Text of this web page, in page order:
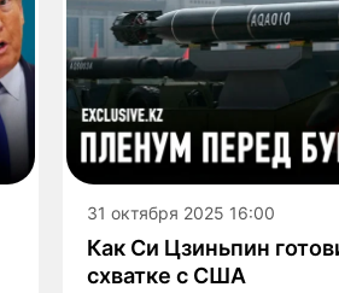
31 октября 2025 16:00
Как Си Цзиньпин
схватке с США